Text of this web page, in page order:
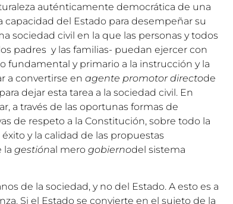
auténticamente democrática de una
del Estado para desempeñar su
sociedad civil en la que las personas y todos
padres y las familias- puedan ejercer con
fundamental y primario a la instrucción y la
a convertirse en agente promotor directode
dejar esta tarea a la sociedad civil. En
a través de las oportunas formas de
de respeto a la Constitución, sobre todo la
y la calidad de las propuestas
la gestiónal mero gobiernodel sistema
de la sociedad, y no del Estado. A esto es a
Si el Estado se convierte en el sujeto de la